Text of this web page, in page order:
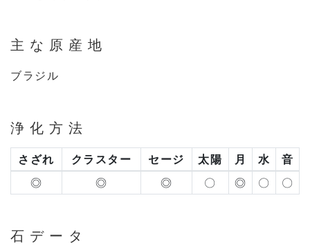
主な原産地
ブラジル
浄化方法
さざれ クラスター セージ 太陽 月 水
音
◎
◎ ◎ 〇 ◎ 〇 〇
石データ